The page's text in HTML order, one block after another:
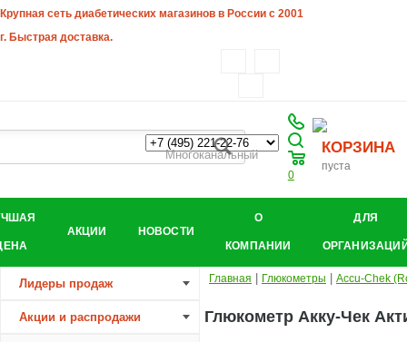
Крупная сеть диабетических магазинов в России с 2001
г. Быстрая доставка.
Многоканальный
0
КОРЗИНА
пуста
АКЦИИ НОВОСТИ
О
КОМПАНИИ
ДЛЯ
Лидеры продаж
Акции и распродажи
Главная Глюкометры Accu-Chek
Глюкометр Акку-Чек